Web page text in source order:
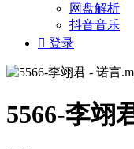
网盘解析
抖音音乐
 登录
5566-李翊